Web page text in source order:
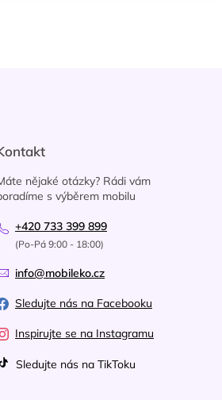
nějaké otázky? Rádi vám
s výběrem mobilu
+420 733 399 899
(Po-Pá 9:00 - 18:00)
info@mobileko.cz
Sledujte nás na Facebooku
Inspirujte se na Instagramu
Sledujte nás na TikToku